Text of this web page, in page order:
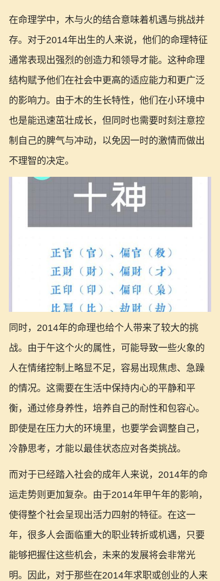
在命理学中，木与火的结合意味着机遇与挑战并
存。对于2014年出生的人来说，他们的命理特征
通常表现出强烈的创造力和领导才能。这种命理
结构赋予他们在社会中更高的适应能力和更广泛
的影响力。由于木的生长特性，他们在小环境中
也是能迅速茁壮成长，但同时也需要时刻注意控
制自己的脾气与冲动，以免因一时的激情而做出
不理智的决定。
同时，2014年的命理也给个人带来了较大的挑
战。由于午这个火的属性，可能导致一些火象的
人在情绪控制上略显不足，容易出现焦虑、急躁
的情况。这需要在生活中保持内心的平静和平
衡，通过修身养性，培养自己的耐性和包容心。
即使是在压力大的环境里，也要学会调整自己，
冷静思考，才能以最佳状态应对各类挑战。
而对于已经踏入社会的成年人来说，2014年的命
运走势则更加复杂。由于2014年甲午年的影响，
使得整个社会呈现出活力四射的特征。在这一
年，很多人会面临重大的职业转折或机遇，只要
能够把握住这些机会，未来的发展将会非常光
明。因此，对于那些在2014年求职或创业的人来